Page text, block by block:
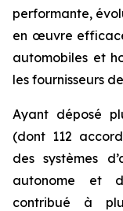
performante,
en œuvre
automobiles et
les fournisseurs
Ayant déposé
(dont 112
des systèmes
autonome et
contribué à